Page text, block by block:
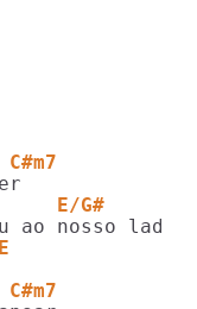
C#m7
E/G#
C#m7